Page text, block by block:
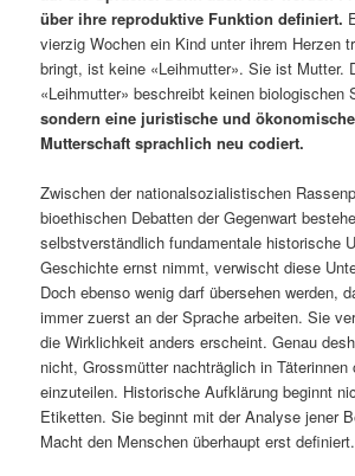
über ihre reproduktive Funktion definiert.
vierzig Wochen ein Kind unter ihrem Herzen
bringt, ist keine «Leihmutter». Sie ist Mutter.
«Leihmutter» beschreibt keinen biologischen
sondern eine juristische und
Mutterschaft sprachlich neu codiert.
Zwischen der nationalsozialistischen
bioethischen Debatten der Gegenwart
selbstverständlich fundamentale historische
Geschichte ernst nimmt, verwischt diese
Doch ebenso wenig darf übersehen werden,
immer zuerst an der Sprache arbeiten. Sie
die Wirklichkeit anders erscheint. Genau
nicht, Grossmütter nachträglich in Täterinnen
einzuteilen. Historische Aufklärung beginnt
Etiketten. Sie beginnt mit der Analyse jener
Macht den Menschen überhaupt erst definiert.